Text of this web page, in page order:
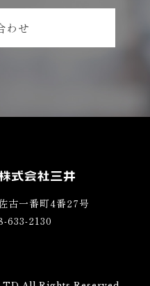
わせ
古一番町4番27号
633-2130